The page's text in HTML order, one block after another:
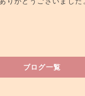
ブログ一覧